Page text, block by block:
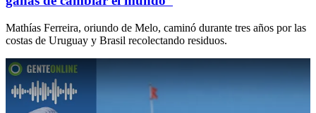
Mathías Ferreira, oriundo de Melo, caminó durante tres años por las
costas de Uruguay y Brasil recolectando residuos.